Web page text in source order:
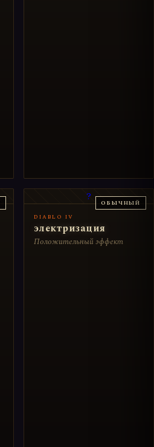
ОБЫЧНЫЙ
?
DIABLO IV
электризация
Положительный эффект